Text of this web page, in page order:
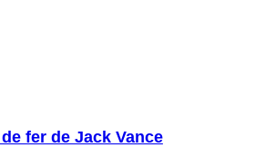
de fer de Jack Vance